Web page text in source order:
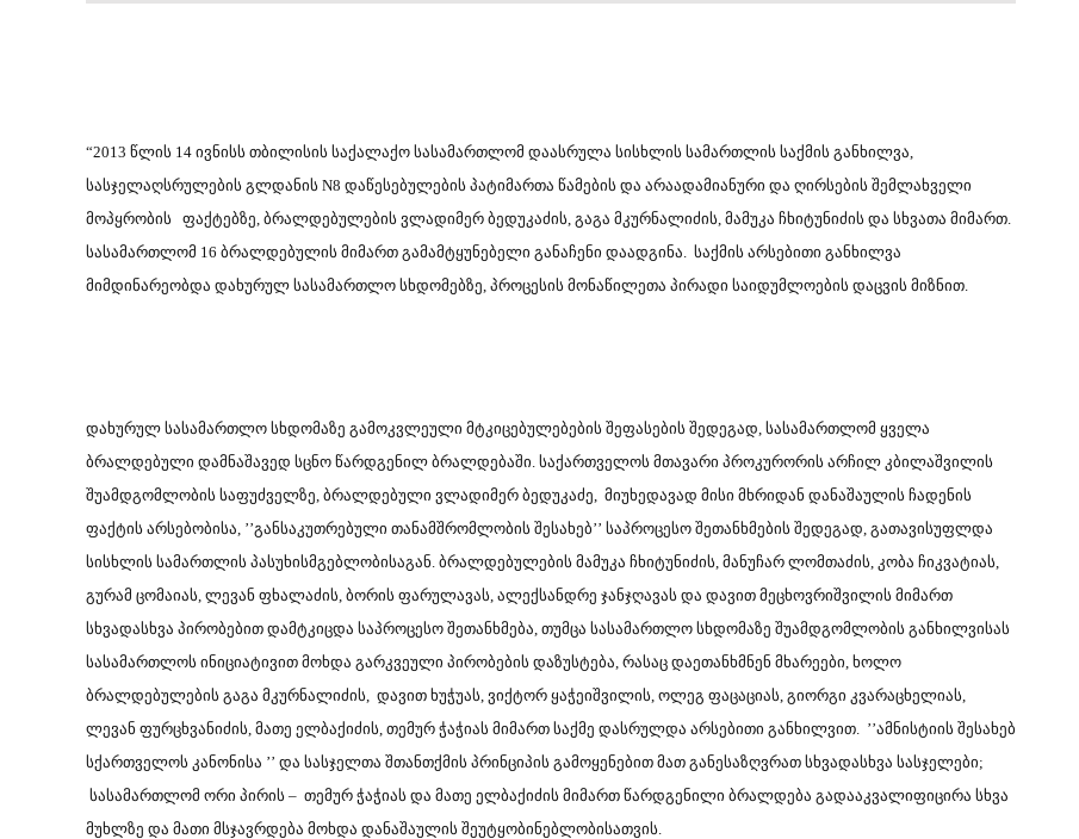
“2013 წლის 14 ივნისს თბილისის საქალაქო სასამართლომ დაასრულა სისხლის სამართლის საქმის განხილვა,
სასჯელაღსრულების გლდანის N8 დაწესებულების პატიმართა წამების და არაადამიანური და ღირსების შემლახველი
მოპყრობის ფაქტებზე, ბრალდებულების ვლადიმერ ბედუკაძის, გაგა მკურნალიძის, მამუკა ჩხიტუნიძის და სხვათა მიმართ.
სასამართლომ 16 ბრალდებულის მიმართ გამამტყუნებელი განაჩენი დაადგინა. საქმის არსებითი განხილვა
მიმდინარეობდა დახურულ სასამართლო სხდომებზე, პროცესის მონაწილეთა პირადი საიდუმლოების დაცვის მიზნით.
დახურულ სასამართლო სხდომაზე გამოკვლეული მტკიცებულებების შეფასების შედეგად, სასამართლომ ყველა
ბრალდებული დამნაშავედ სცნო წარდგენილ ბრალდებაში. საქართველოს მთავარი პროკურორის არჩილ კბილაშვილის
შუამდგომლობის საფუძველზე, ბრალდებული ვლადიმერ ბედუკაძე, მიუხედავად მისი მხრიდან დანაშაულის ჩადენის
ფაქტის არსებობისა, ’’განსაკუთრებული თანამშრომლობის შესახებ’’ საპროცესო შეთანხმების შედეგად, გათავისუფლდა
სისხლის სამართლის პასუხისმგებლობისაგან. ბრალდებულების მამუკა ჩხიტუნიძის, მანუჩარ ლომთაძის, კობა ჩიკვატიას,
გურამ ცომაიას, ლევან ფხალაძის, ბორის ფარულავას, ალექსანდრე ჯანჯღავას და დავით მეცხოვრიშვილის მიმართ
სხვადასხვა პირობებით დამტკიცდა საპროცესო შეთანხმება, თუმცა სასამართლო სხდომაზე შუამდგომლობის განხილვისას
სასამართლოს ინიციატივით მოხდა გარკვეული პირობების დაზუსტება, რასაც დაეთანხმნენ მხარეები, ხოლო
ბრალდებულების გაგა მკურნალიძის, დავით ხუჭუას, ვიქტორ ყაჭეიშვილის, ოლეგ ფაცაციას, გიორგი კვარაცხელიას,
ლევან ფურცხვანიძის, მათე ელბაქიძის, თემურ ჭაჭიას მიმართ საქმე დასრულდა არსებითი განხილვით. ’’ამნისტიის შესახებ
სქართველოს კანონისა ’’ და სასჯელთა შთანთქმის პრინციპის გამოყენებით მათ განესაზღვრათ სხვადასხვა სასჯელები;
სასამართლომ ორი პირის – თემურ ჭაჭიას და მათე ელბაქიძის მიმართ წარდგენილი ბრალდება გადააკვალიფიცირა სხვა
მუხლზე და მათი მსჯავრდება მოხდა დანაშაულის შეუტყობინებლობისათვის.